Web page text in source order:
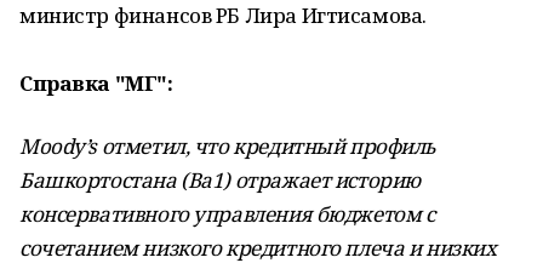
министр финансов РБ Лира Игтисамова.
Справка "МГ":
Moody’s отметил, что кредитный профиль
Башкортостана (Ba1) отражает историю
консервативного управления бюджетом с
сочетанием низкого кредитного плеча и низких